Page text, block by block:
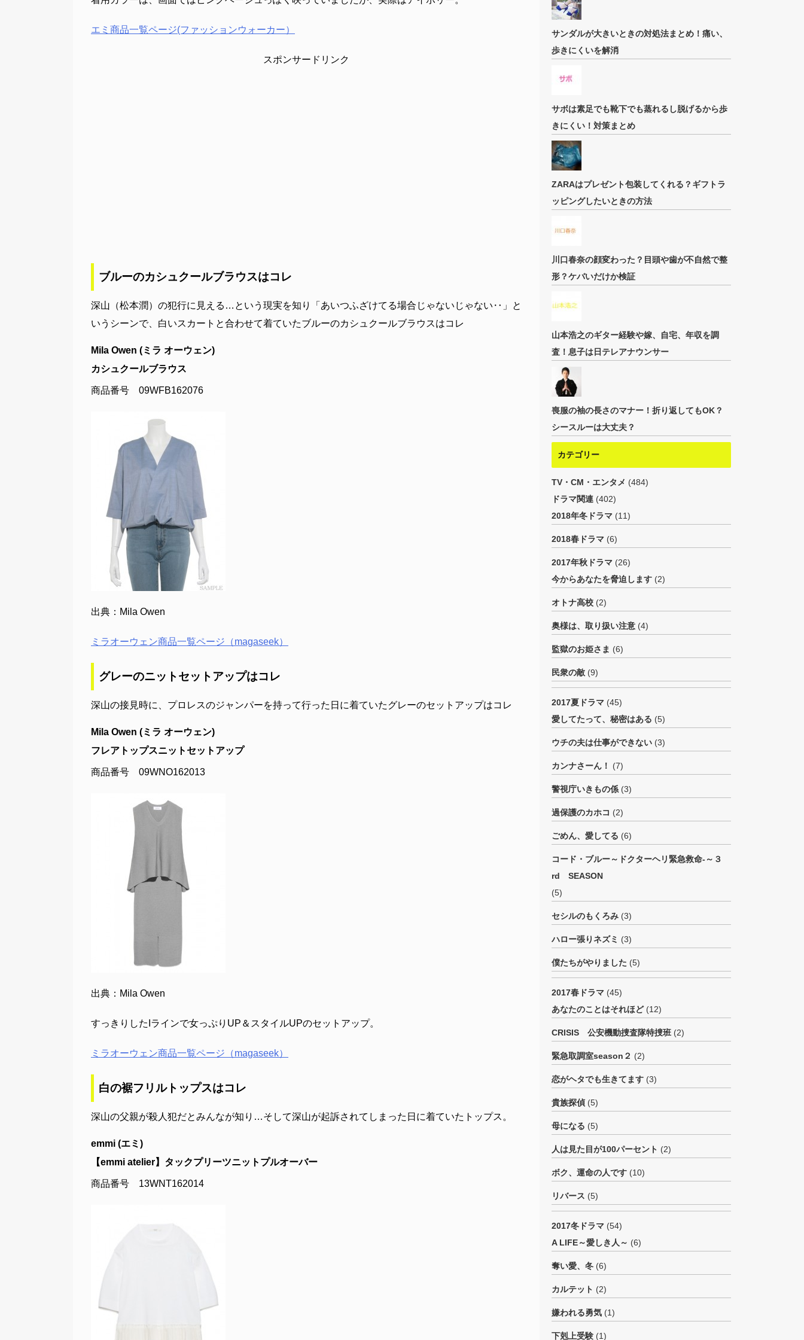
エミ商品一覧ページ(ファッションウォーカー）
スポンサードリンク
ブルーのカシュクールブラウスはコレ
深山（松本潤）の犯行に見える…という現実を知り「あいつふざけてる場合じゃないじゃない‥」と
いうシーンで、白いスカートと合わせて着ていたブルーのカシュクールブラウスはコレ
Mila Owen (ミラ オーウェン)
カシュクールブラウス
商品番号 09WFB162076
出典：Mila Owen
ミラオーウェン商品一覧ページ（magaseek）
グレーのニットセットアップはコレ
深山の接見時に、プロレスのジャンパーを持って行った日に着ていたグレーのセットアップはコレ
Mila Owen (ミラ オーウェン)
フレアトップスニットセットアップ
商品番号 09WNO162013
出典：Mila Owen
すっきりしたIラインで女っぷりUP＆スタイルUPのセットアップ。
ミラオーウェン商品一覧ページ（magaseek）
白の裾フリルトップスはコレ
深山の父親が殺人犯だとみんなが知り…そして深山が起訴されてしまった日に着ていたトップス。
emmi (エミ)
【emmi atelier】タックプリーツニットプルオーバー
商品番号 13WNT162014
サンダルが大きいときの対処法まとめ！痛い、
歩きにくいを解消
サボは素足でも靴下でも蒸れるし脱げるから歩
きにくい！対策まとめ
ZARAはプレゼント包装してくれる？ギフトラ
ッピングしたいときの方法
川口春奈の顔変わった？目頭や歯が不自然で整
形？ケバいだけか検証
山本浩之のギター経験や嫁、自宅、年収を調
査！息子は日テレアナウンサー
喪服の袖の長さのマナー！折り返してもOK？
シースルーは大丈夫？
カテゴリー
TV・CM・エンタメ (484)
ドラマ関連 (402)
2018年冬ドラマ (11)
2018春ドラマ (6)
2017年秋ドラマ (26)
今からあなたを脅迫します (2)
オトナ高校 (2)
奥様は、取り扱い注意 (4)
監獄のお姫さま (6)
民衆の敵 (9)
2017夏ドラマ (45)
愛してたって、秘密はある (5)
ウチの夫は仕事ができない (3)
カンナさーん！ (7)
警視庁いきもの係 (3)
過保護のカホコ (2)
ごめん、愛してる (6)
コード・ブルー～ドクターヘリ緊急救命-～３
rd SEASON
(5)
セシルのもくろみ (3)
ハロー張りネズミ (3)
僕たちがやりました (5)
2017春ドラマ (45)
あなたのことはそれほど(12)
CRISIS 公安機動捜査隊特捜班 (2)
緊急取調室season２ (2)
恋がヘタでも生きてます (3)
貴族探偵 (5)
母になる (5)
人は見た目が100パーセント (2)
ボク、運命の人です (10)
リバース (5)
2017冬ドラマ (54)
A LIFE～愛しき人～ (6)
奪い愛、冬 (6)
カルテット (2)
嫌われる勇気 (1)
下剋上受験 (1)